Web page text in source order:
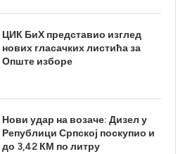
ЦИК БиХ представио изглед
нових гласачких листића за
Опште изборе
Нови удар на возаче: Дизел у
Републици Српској поскупио и
до 3,42 КМ по литру